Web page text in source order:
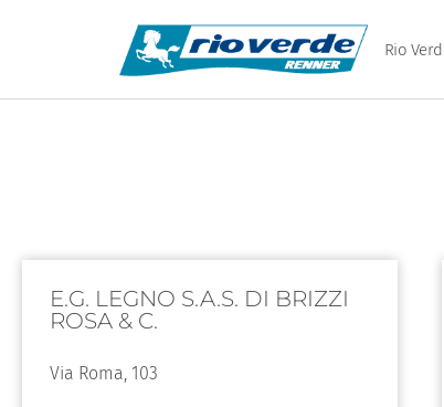
Rio
E.G. LEGNO S.A.S. DI BRIZZI
ROSA & C.
Via Roma, 103